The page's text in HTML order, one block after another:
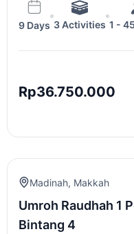
9 Days 3 Activities 1 -
Rp36.750.000
Madinah, Makkah
Umroh Raudhah 1
Bintang 4